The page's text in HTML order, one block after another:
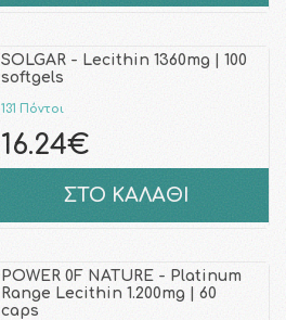
SOLGAR - Lecithin 1360mg | 100
softgels
131 Πόντοι
16.24€
ΣΤΟ ΚΑΛΑΘΙ
POWER 0F NATURE - Platinum
Range Lecithin 1.200mg | 60
caps